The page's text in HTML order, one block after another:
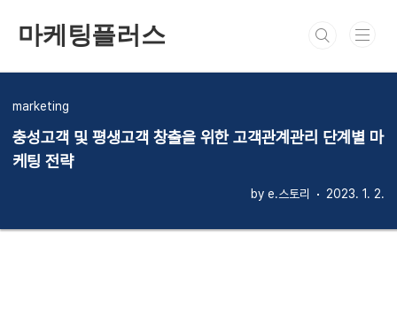
마케팅플러스
marketing
충성고객 및 평생고객 창출을 위한 고객관계관리 단계별 마
케팅 전략
by e.스토리 2023. 1. 2.